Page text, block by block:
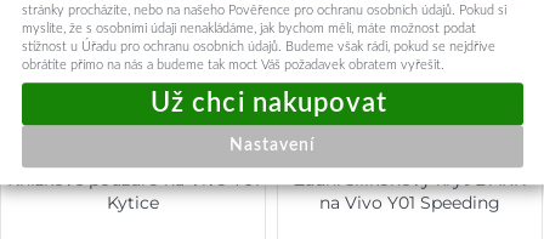
Kytice
na Vivo Y01 Speeding
stránky procházíte, nebo na našeho Pověřence pro ochranu osobních údajů. Pokud si
myslíte, že s osobními údaji nenakládáme, jak bychom měli, máte možnost podat
stížnost u Úřadu pro ochranu osobních údajů. Budeme však rádi, pokud se nejdříve
obrátíte přímo na nás a budeme tak moct Váš požadavek obratem vyřešit.
Nastavení